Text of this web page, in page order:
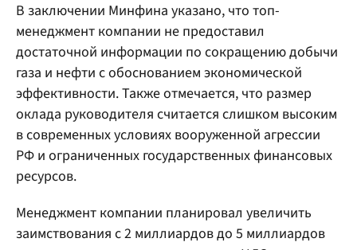
В заключении Минфина указано, что топ-
менеджмент компании не предоставил
достаточной информации по сокращению добычи
газа и нефти с обоснованием экономической
эффективности. Также отмечается, что размер
оклада руководителя считается слишком высоким
в современных условиях вооруженной агрессии
РФ и ограниченных государственных финансовых
ресурсов.
Менеджмент компании планировал увеличить
заимствования с 2 миллиардов до 5 миллиардов